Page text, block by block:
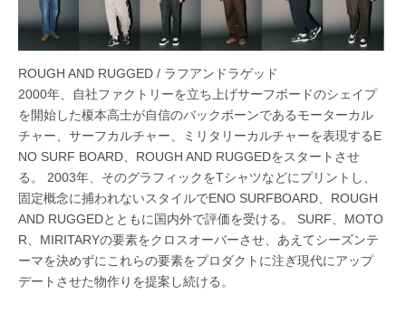
ROUGH AND RUGGED / ラフアンドラゲッド
2000年、自社ファクトリーを立ち上げサーフボードのシェイプ
を開始した榎本高士が自信のバックボーンであるモーターカル
チャー、サーフカルチャー、ミリタリーカルチャーを表現するE
NO SURF BOARD、ROUGH AND RUGGEDをスタートさせ
る。 2003年、そのグラフィックをTシャツなどにプリントし、
固定概念に捕われないスタイルでENO SURFBOARD、ROUGH
AND RUGGEDとともに国内外で評価を受ける。 SURF、MOTO
R、MIRITARYの要素をクロスオーバーさせ、あえてシーズンテ
ーマを決めずにこれらの要素をプロダクトに注ぎ現代にアップ
デートさせた物作りを提案し続ける。